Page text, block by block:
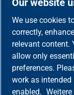
Service-Hotline
Shop Service
Rechtliche-
Unsere Vorteile
Versandarten
Our website
We use cookies
correctly,
relevant content.
allow only
preferences.
work as
enabled.